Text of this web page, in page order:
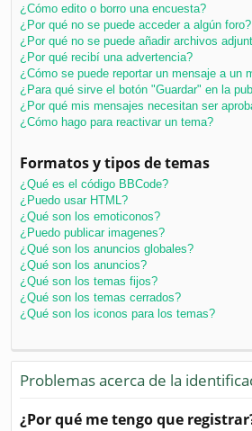
¿Cómo edito o borro una encuesta?
¿Por qué no se puede acceder a algún foro?
¿Por qué no se puede añadir archivos
¿Por qué recibí una advertencia?
¿Cómo se puede reportar un mensaje a un
¿Para qué sirve el botón "Guardar" en la
¿Por qué mis mensajes necesitan ser
¿Cómo hago para reactivar un tema?
Formatos y tipos de temas
¿Qué es el código BBCode?
¿Puedo usar HTML?
¿Qué son los emoticonos?
¿Puedo publicar imagenes?
¿Qué son los anuncios globales?
¿Qué son los anuncios?
¿Qué son los temas fijos?
¿Qué son los temas cerrados?
¿Qué son los iconos para los temas?
Problemas acerca de la
¿Por qué me tengo que